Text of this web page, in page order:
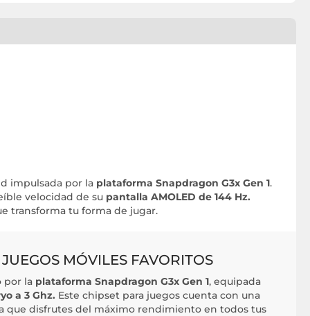
impulsada por la plataforma Snapdragon G3x Gen 1.
velocidad de su pantalla AMOLED de 144 Hz.
transforma tu forma de jugar.
MÓVILES FAVORITOS
por la plataforma Snapdragon G3x Gen 1, equipada
a 3 Ghz. Este chipset para juegos cuenta con una
que disfrutes del máximo rendimiento en todos tus